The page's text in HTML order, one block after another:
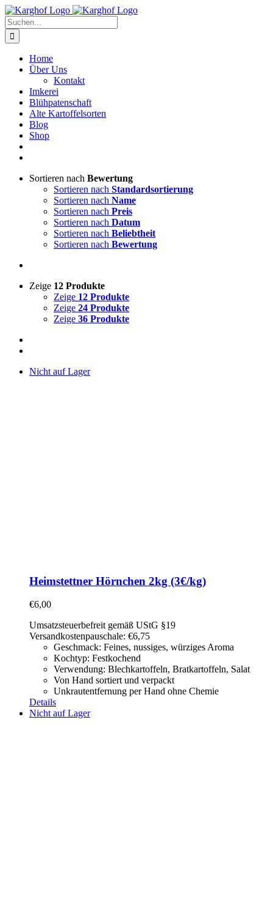
Zum
Inhalt
springen
Instagram
Facebook
Suche
nach:
Home
Über Uns
Kontakt
Imkerei
Blühpatenschaft
Alte Kartoffelsorten
Blog
Shop
Sortieren nach Bewertung
Sortieren nach Standardsortierung
Sortieren nach Name
Sortieren nach Preis
Sortieren nach Datum
Sortieren nach Beliebtheit
Sortieren nach Bewertung
Zeige 12 Produkte
Zeige 12 Produkte
Zeige 24 Produkte
Zeige 36 Produkte
Nicht auf Lager
Heimstettner Hörnchen 2kg (3€/kg)
€6,00
Umsatzsteuerbefreit gemäß UStG §19
Versandkostenpauschale: €6,75
Geschmack: Feines, nussiges, würziges Aroma
Kochtyp: Festkochend
Verwendung: Blechkartoffeln, Bratkartoffeln, Salat
Von Hand sortiert und verpackt
Unkrautentfernung per Hand ohne Chemie
Details
Nicht auf Lager